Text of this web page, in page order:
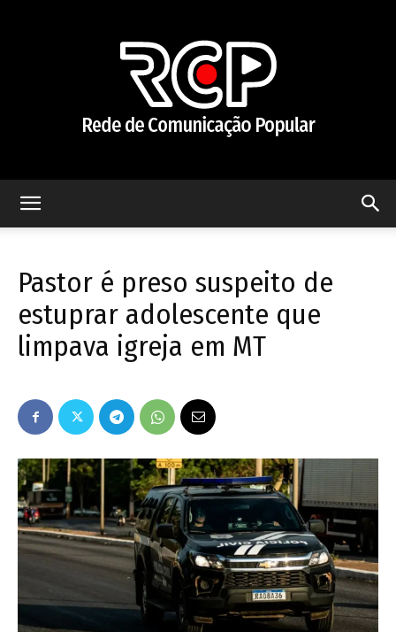
Popular
–
AL
Pastor é preso suspeito de
estuprar adolescente que
limpava igreja em MT